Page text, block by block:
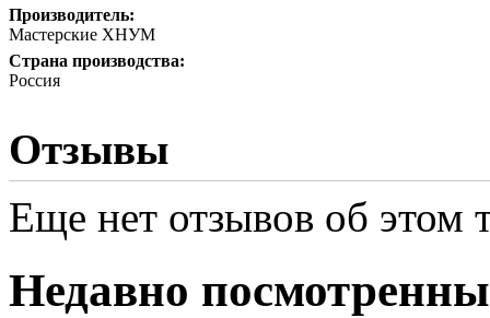
Производитель:
Мастерские ХНУМ
Страна производства:
Россия
Отзывы
Еще нет отзывов об этом
Недавно